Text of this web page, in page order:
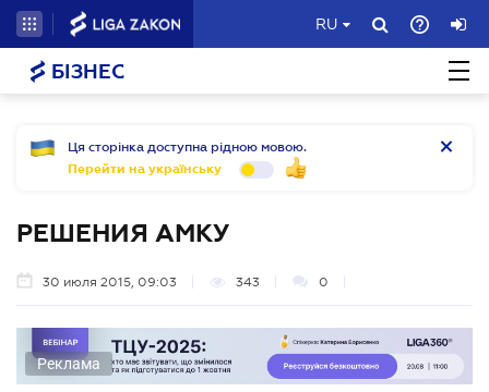
RU
БІЗНЕС
Ця сторінка доступна рідною мовою.
Перейти на українську
РЕШЕНИЯ АМКУ
30 июля 2015, 09:03 343 0
Реклама